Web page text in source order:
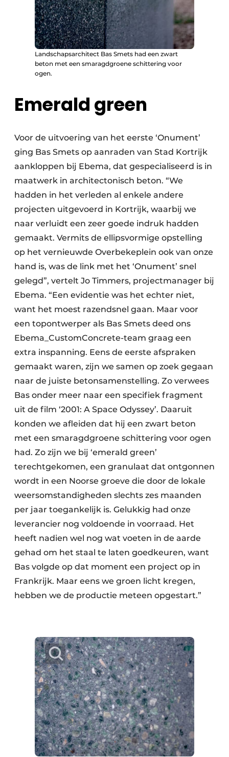
Landschapsarchitect Bas Smets had een zwart
beton met een smaragdgroene schittering voor
ogen.
Emerald green
Voor de uitvoering van het eerste ‘Onument’
ging Bas Smets op aanraden van Stad Kortrijk
aankloppen bij Ebema, dat gespecialiseerd is in
maatwerk in architectonisch beton. “We
hadden in het verleden al enkele andere
projecten uitgevoerd in Kortrijk, waarbij we
naar verluidt een zeer goede indruk hadden
gemaakt. Vermits de ellipsvormige opstelling
op het vernieuwde Overbekeplein ook van onze
hand is, was de link met het ‘Onument’ snel
gelegd”, vertelt Jo Timmers, projectmanager bij
Ebema. “Een evidentie was het echter niet,
want het moest razendsnel gaan. Maar voor
een topontwerper als Bas Smets deed ons
Ebema_CustomConcrete-team graag een
extra inspanning. Eens de eerste afspraken
gemaakt waren, zijn we samen op zoek gegaan
naar de juiste betonsamenstelling. Zo verwees
Bas onder meer naar een specifiek fragment
uit de film ‘2001: A Space Odyssey’. Daaruit
konden we afleiden dat hij een zwart beton
met een smaragdgroene schittering voor ogen
had. Zo zijn we bij ‘emerald green’
terechtgekomen, een granulaat dat ontgonnen
wordt in een Noorse groeve die door de lokale
weersomstandigheden slechts zes maanden
per jaar toegankelijk is. Gelukkig had onze
leverancier nog voldoende in voorraad. Het
heeft nadien wel nog wat voeten in de aarde
gehad om het staal te laten goedkeuren, want
Bas volgde op dat moment een project op in
Frankrijk. Maar eens we groen licht kregen,
hebben we de productie meteen opgestart.”